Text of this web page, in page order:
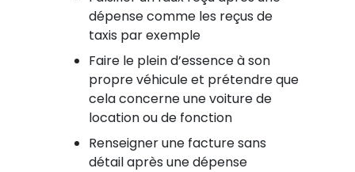
dépense comme les reçus de
taxis par exemple
Faire le plein d’essence à son
propre véhicule et prétendre que
cela concerne une voiture de
location ou de fonction
Renseigner une facture sans
détail après une dépense